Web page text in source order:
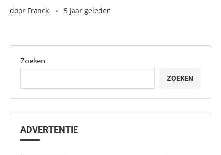
door Franck 5 jaar geleden
Zoeken
ZOEKEN
ADVERTENTIE